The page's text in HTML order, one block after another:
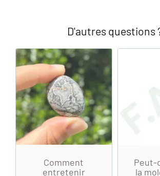
D'autres questions
Comment
entretenir
Peut-
la